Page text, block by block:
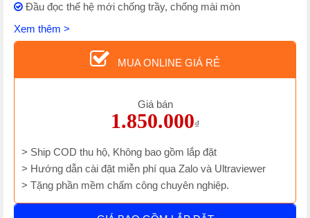
Đầu đọc thế hệ mới chống trầy, chống mài mòn
Xem thêm >
MUA ONLINE GIÁ RẺ
Giá bán
1.850.000₫
> Ship COD thu hộ, Không bao gồm lắp đặt
> Hướng dẫn cài đặt miễn phí qua Zalo và Ultraviewer
> Tặng phần mềm chấm công chuyên nghiệp.